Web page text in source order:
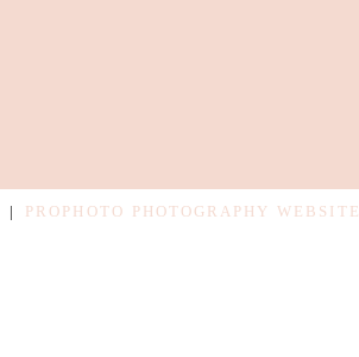
| PROPHOTO PHOTOGRAPHY WEBSITE